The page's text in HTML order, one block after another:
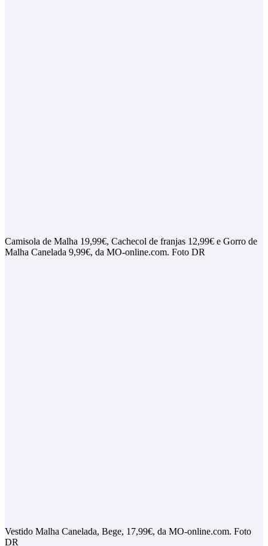
Camisola de Malha 19,99€, Cachecol de franjas 12,99€ e Gorro de
Malha Canelada 9,99€, da MO-online.com. Foto DR
Vestido Malha Canelada, Bege, 17,99€, da MO-online.com. Foto
DR